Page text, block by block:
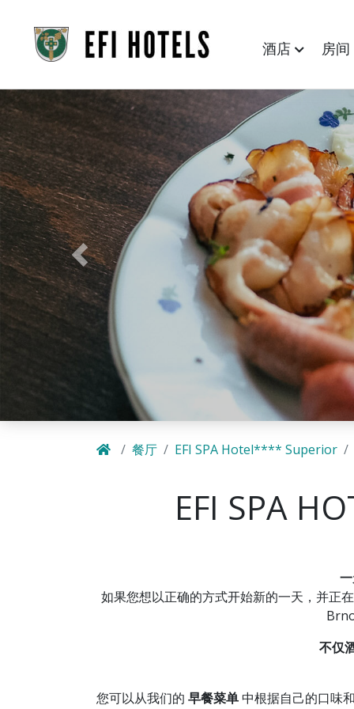
酒店 房间
Previous
餐厅 EFI SPA Hotel**** Superior
EFI SPA
如果您想以正确的方式开始新的一天，并正
不仅
您可以从我们的 早餐菜单中根据自己的口味